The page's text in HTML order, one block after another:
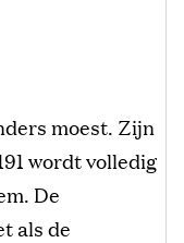
moest. Zijn
wordt volledig
De
als de